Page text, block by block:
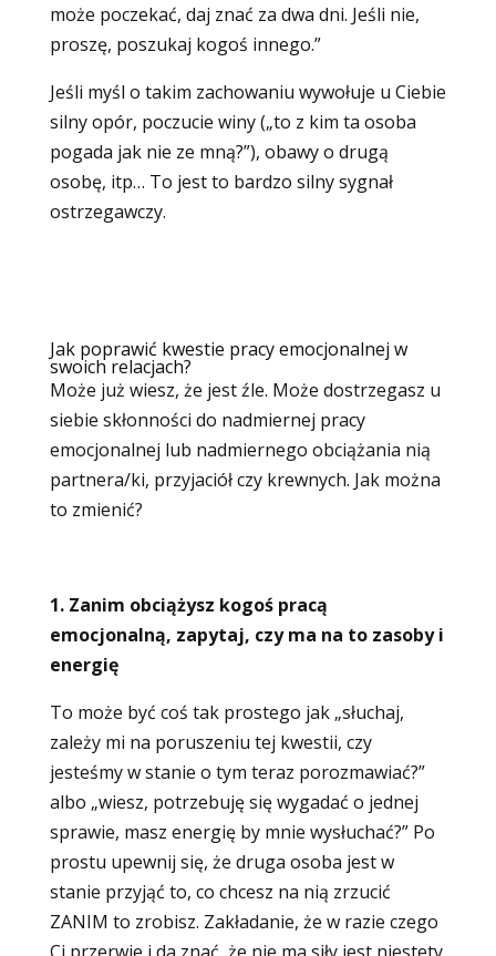
może poczekać, daj znać za dwa dni. Jeśli nie,
proszę, poszukaj kogoś innego.”
Jeśli myśl o takim zachowaniu wywołuje u Ciebie
silny opór, poczucie winy („to z kim ta osoba
pogada jak nie ze mną?”), obawy o drugą
osobę, itp… To jest to bardzo silny sygnał
ostrzegawczy.
Jak poprawić kwestie pracy emocjonalnej w
swoich relacjach?
Może już wiesz, że jest źle. Może dostrzegasz u
siebie skłonności do nadmiernej pracy
emocjonalnej lub nadmiernego obciążania nią
partnera/ki, przyjaciół czy krewnych. Jak można
to zmienić?
1. Zanim obciążysz kogoś pracą
emocjonalną, zapytaj, czy ma na to zasoby i
energię
To może być coś tak prostego jak „słuchaj,
zależy mi na poruszeniu tej kwestii, czy
jesteśmy w stanie o tym teraz porozmawiać?”
albo „wiesz, potrzebuję się wygadać o jednej
sprawie, masz energię by mnie wysłuchać?” Po
prostu upewnij się, że druga osoba jest w
stanie przyjąć to, co chcesz na nią zrzucić
ZANIM to zrobisz. Zakładanie, że w razie czego